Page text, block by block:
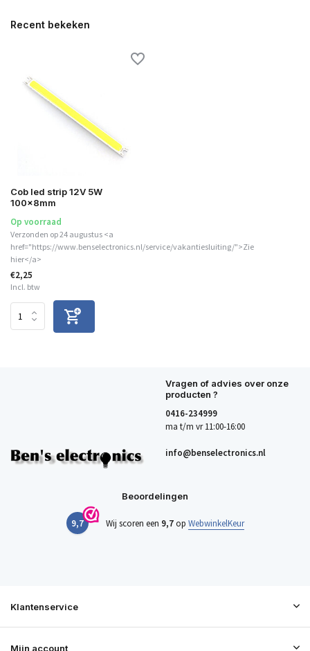
Recent bekeken
Cob led strip 12V 5W
100x8mm
Op voorraad
Verzonden op 24 augustus <a
href="https://www.benselectronics.nl/service/vakantiesluiting/">Zie
hier</a>
€2,25
Incl. btw
Vragen of advies over onze
producten ?
0416-234999
ma t/m vr 11:00-16:00
info@benselectronics.nl
Beoordelingen
9,7 Wij scoren een 9,7op WebwinkelKeur
Klantenservice
Mijn account